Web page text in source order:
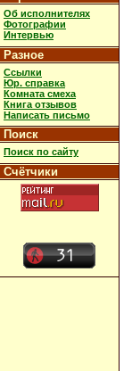
Об исполнителях
Фотографии
Интервью
Разное
Ссылки
Юр. справка
Комната смеха
Книга отзывов
Написать письмо
Поиск
Поиск по сайту
Счётчики